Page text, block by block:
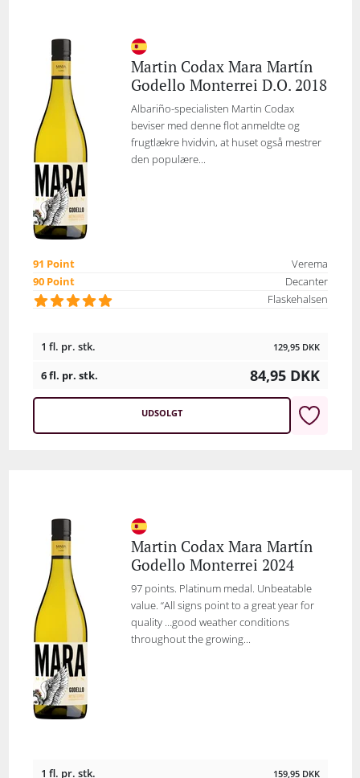
Martin Codax Mara Martín
Godello Monterrei D.O. 2018
Albariño-specialisten Martin Codax
beviser med denne flot anmeldte og
frugtlækre hvidvin, at huset også mestrer
den populære...
91 Point
Verema
90 Point
Decanter
Flaskehalsen
1 fl. pr. stk. 129,95 DKK
6 fl. pr. stk. 84,95 DKK
UDSOLGT
Martin Codax Mara Martín
Godello Monterrei 2024
97 points. Platinum medal. Unbeatable
value. “All signs point to a great year for
quality …good weather conditions
throughout the growing...
1 fl. pr. stk. 159,95 DKK